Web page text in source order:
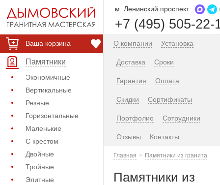
Ваша корзина
Памятники
Экономичные
Вертикальные
Резные
Горизонтальные
Маленькие
С крестом
Двойные
Тройные
Элитные
м. Ленинский проспект
+7 (495) 505-22-
О компании Установка
Доставка Сроки
Гарантия Оплата
Скидки Сертификаты
Портфолио Сотрудники
Отзывы Контакты
Главная Памятники из гранита
Памятники из